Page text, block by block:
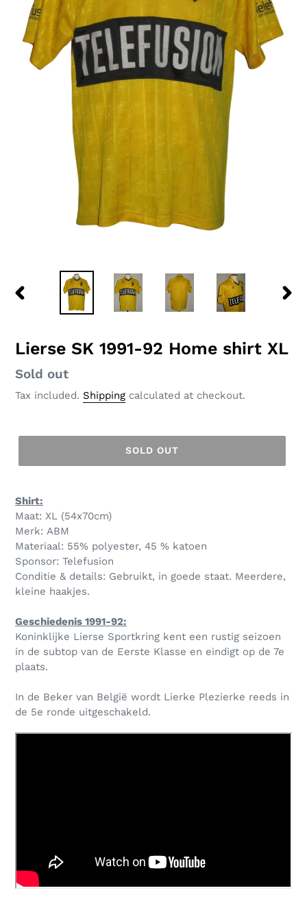
Lierse SK 1991-92 Home shirt XL
Regular
price
Sold out
Tax included. Shipping calculated at checkout.
SOLD OUT
Shirt:
Maat: XL (54x70cm)
Merk: ABM
Materiaal: 55% polyester, 45 % katoen
Sponsor: Telefusion
Conditie & details: Gebruikt, in goede staat. Meerdere,
kleine haakjes.
Geschiedenis 1991-92:
Koninklijke Lierse Sportkring kent een rustig seizoen
in de subtop van de Eerste Klasse en eindigt op de 7e
plaats.
In de Beker van België wordt Lierke Plezierke reeds in
de 5e ronde uitgeschakeld.